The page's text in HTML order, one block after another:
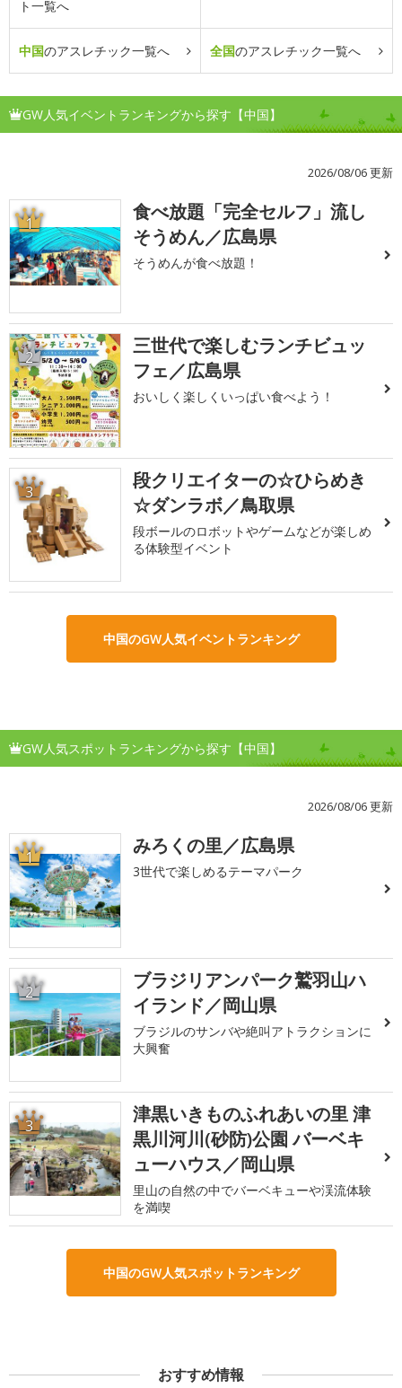
ト一覧へ
中国のアスレチック一覧へ 全国のアスレチック一覧へ
GW人気イベントランキングから探す【中国】
2026/08/06 更新
1
食べ放題「完全セルフ」流し
そうめん／広島県
そうめんが食べ放題！
2
三世代で楽しむランチビュッ
フェ／広島県
おいしく楽しくいっぱい食べよう！
3
段クリエイターの☆ひらめき
☆ダンラボ／鳥取県
段ボールのロボットやゲームなどが楽しめ
る体験型イベント
中国のGW人気イベントランキング
GW人気スポットランキングから探す【中国】
2026/08/06 更新
1 みろくの里／広島県
3世代で楽しめるテーマパーク
2
ブラジリアンパーク鷲羽山ハ
イランド／岡山県
ブラジルのサンバや絶叫アトラクションに
大興奮
3
津黒いきものふれあいの里 津
黒川河川(砂防)公園 バーベキ
ューハウス／岡山県
里山の自然の中でバーベキューや渓流体験
を満喫
中国のGW人気スポットランキング
おすすめ情報